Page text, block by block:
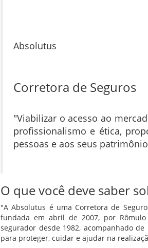
Absolutus
Corretora de Seguros
"Viabilizar o acesso ao
profissionalismo e ética,
pessoas e aos seus
O que você deve saber
"A Absolutus é uma Corretora de
fundada em abril de 2007, por
segurador desde 1982, acompanhado
para proteger, cuidar e ajudar na